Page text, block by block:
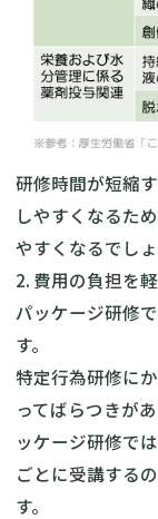
研修時間が短縮
しやすくなるた
やすくなるでしょ
2. 費用の負担を
パッケージ研修
す。
特定行為研修に
ってばらつきが
ッケージ研修で
ごとに受講する
す。